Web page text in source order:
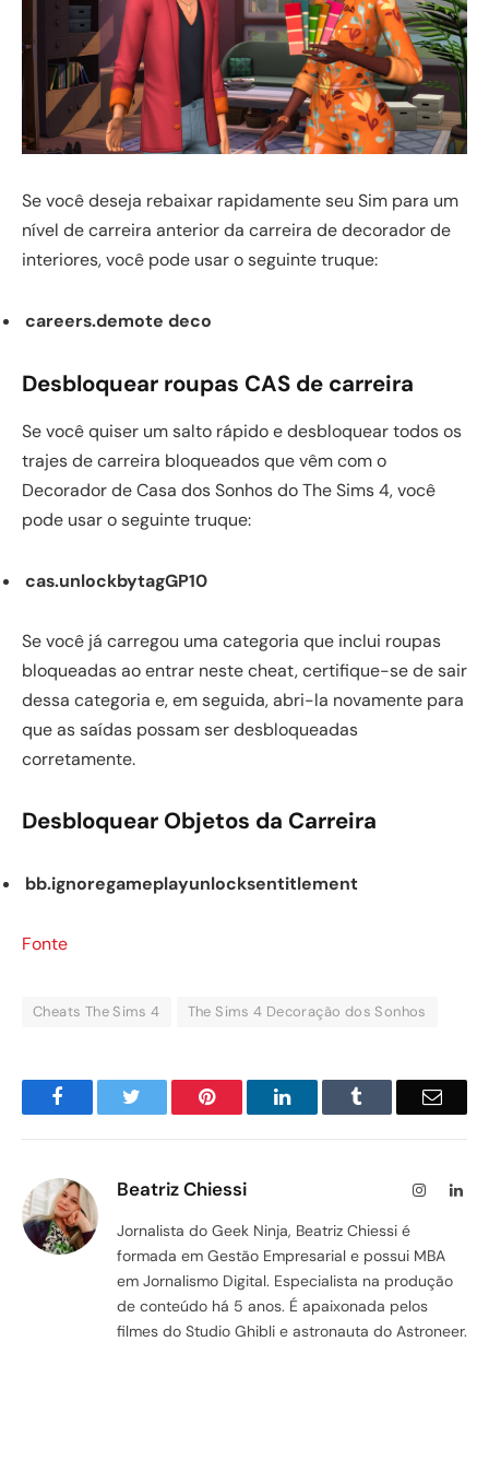
Se você deseja rebaixar rapidamente seu Sim para um
nível de carreira anterior da carreira de decorador de
interiores, você pode usar o seguinte truque:
careers.demote deco
Desbloquear roupas CAS de carreira
Se você quiser um salto rápido e desbloquear todos os
trajes de carreira bloqueados que vêm com o
Decorador de Casa dos Sonhos do The Sims 4, você
pode usar o seguinte truque:
cas.unlockbytagGP10
Se você já carregou uma categoria que inclui roupas
bloqueadas ao entrar neste cheat, certifique-se de sair
dessa categoria e, em seguida, abri-la novamente para
que as saídas possam ser desbloqueadas
corretamente.
Desbloquear Objetos da Carreira
bb.ignoregameplayunlocksentitlement
Fonte
Cheats The Sims 4 The Sims 4 Decoração dos Sonhos
Facebook Pinterest LinkedIn Email
Beatriz Chiessi Instagram
Jornalista do Geek Ninja, Beatriz Chiessi é
formada em Gestão Empresarial e possui MBA
em Jornalismo Digital. Especialista na produção
de conteúdo há 5 anos. É apaixonada pelos
filmes do Studio Ghibli e astronauta do Astroneer.